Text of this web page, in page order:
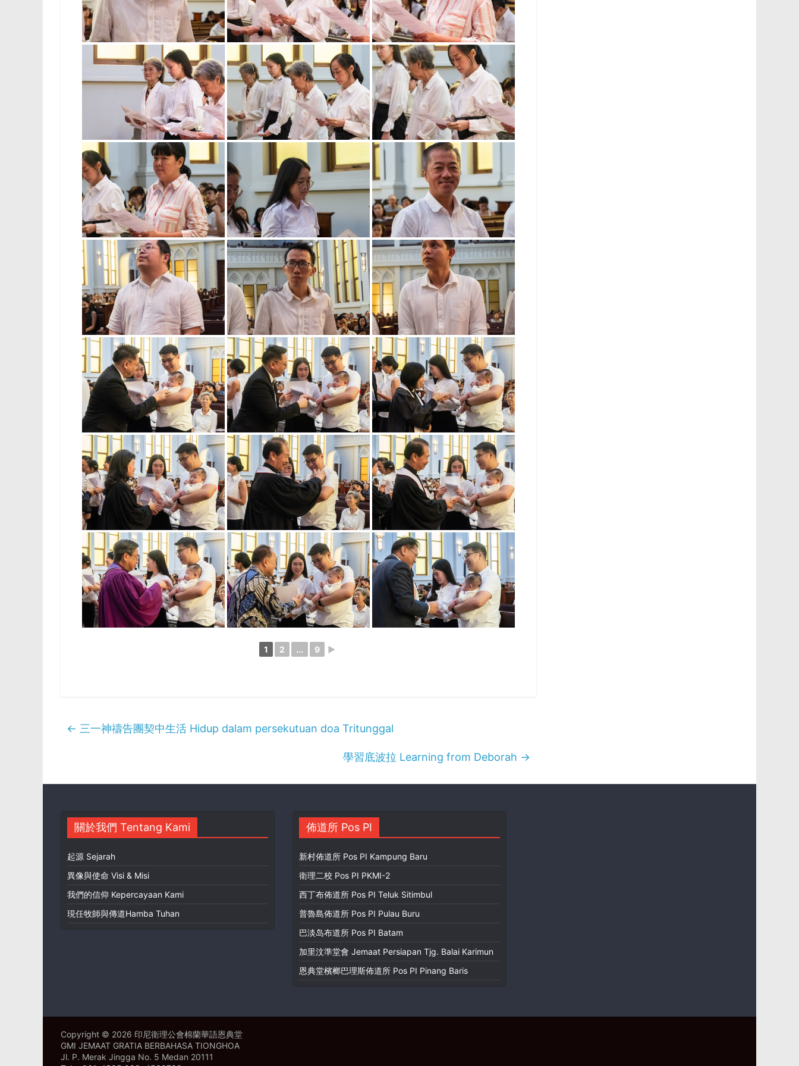
1 2 ... 9 ►
← 三一神禱告團契中生活 Hidup dalam persekutuan doa Tritunggal
學習底波拉 Learning from Deborah →
關於我們 Tentang Kami
起源 Sejarah
異像與使命 Visi & Misi
我們的信仰 Kepercayaan Kami
現任牧師與傳道Hamba Tuhan
佈道所 Pos PI
新村佈道所 Pos PI Kampung Baru
衛理二校 Pos PI PKMI-2
西丁布佈道所 Pos PI Teluk Sitimbul
普魯島佈道所 Pos PI Pulau Buru
巴淡岛布道所 Pos PI Batam
加里汶準堂會 Jemaat Persiapan Tjg. Balai Karimun
恩典堂檳榔巴理斯佈道所 Pos PI Pinang Baris
Copyright © 2026 印尼衛理公會棉蘭華語恩典堂
GMI JEMAAT GRATIA BERBAHASA TIONGHOA
Jl. P. Merak Jingga No. 5 Medan 20111